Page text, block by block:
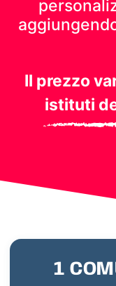
Il prezzo
istituti
1